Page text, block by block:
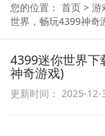
您的位置： 首页 > 游
世界，畅玩4399神奇
4399迷你世界下
神奇游戏)
更新时间： 2025-